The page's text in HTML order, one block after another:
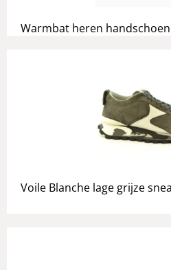
Warmbat heren
Voile Blanche lage grijze